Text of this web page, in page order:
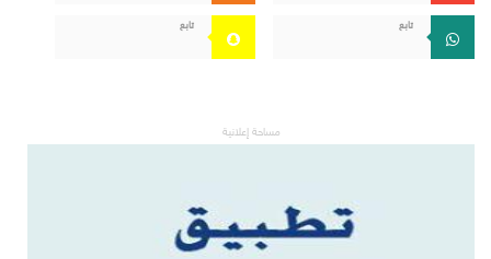
تابع تابع
مساحة إعلانية